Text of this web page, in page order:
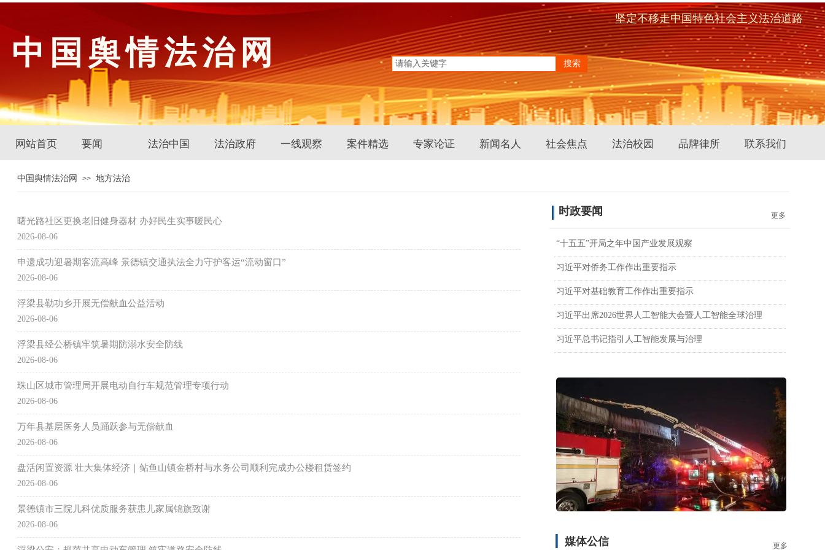
搜索
坚定不移走中国特色社会主义法治道路
中国舆情法治网
网站首页 要闻 法治中国 法治政府 一线观察 案件精选 专家论证 新闻名人 社会焦点 法治校园 品牌律所 联系我们
中国舆情法治网 >> 地方法治
时政要闻 更多
曙光路社区更换老旧健身器材 办好民生实事暖民心
2026-08-06
申遗成功迎暑期客流高峰 景德镇交通执法全力守护客运“流动窗口”
2026-08-06
浮梁县勒功乡开展无偿献血公益活动
2026-08-06
浮梁县经公桥镇牢筑暑期防溺水安全防线
2026-08-06
珠山区城市管理局开展电动自行车规范管理专项行动
2026-08-06
万年县基层医务人员踊跃参与无偿献血
2026-08-06
盘活闲置资源 壮大集体经济｜鲇鱼山镇金桥村与水务公司顺利完成办公楼租赁签约
2026-08-06
景德镇市三院儿科优质服务获患儿家属锦旗致谢
2026-08-06
“十五五”开局之年中国产业发展观察
习近平对侨务工作作出重要指示
习近平对基础教育工作作出重要指示
习近平出席2026世界人工智能大会暨人工智能全球治理
习近平总书记指引人工智能发展与治理
媒体公信 更多